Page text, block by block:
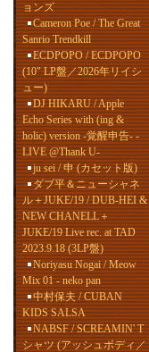
ョンズ
Cameron Poe / The Great
Sanrio Trendkill
ECDPOPO / ECDPOPO
(10" LP盤／2026年リイシ
ュー)
DJ HIKARU / Apple
Echo Series with (ing &
holic) version -覚醒申告- -
LIVE @Thank U-
ju sei / 申 (カセット版)
ダブ平＆ニューシャネ
ル＋JUKE/19 / DUB-HEI &
NEW CHANELL＋
JUKE/19 Live rec. at TAD
2023.9.18 (3LP盤)
Noriyasu Nogai / Meow
Mix 01 - neko pan
中村保夫 / CUBAN
KIDS SALSA
NABSF / SCREAMIN' T
シャツ (アッシュボディ／